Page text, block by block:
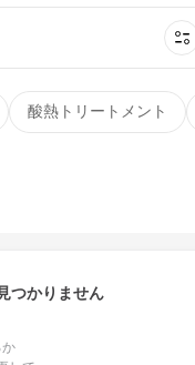
酸熱トリートメント
つかりません